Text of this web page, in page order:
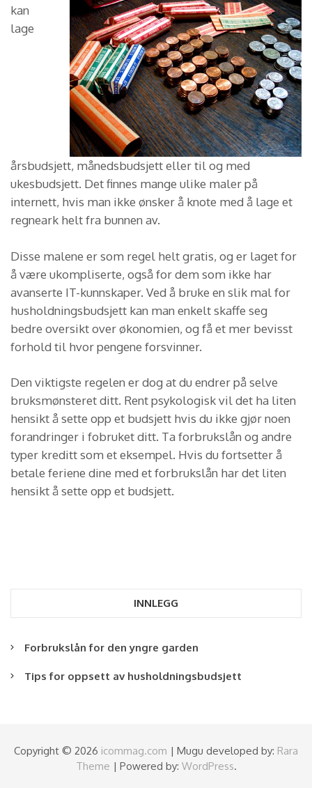
kan
lage
årsbudsjett, månedsbudsjett eller til og med
ukesbudsjett. Det finnes mange ulike maler på
internett, hvis man ikke ønsker å knote med å lage et
regneark helt fra bunnen av.
Disse malene er som regel helt gratis, og er laget for
å være ukompliserte, også for dem som ikke har
avanserte IT-kunnskaper. Ved å bruke en slik mal for
husholdningsbudsjett kan man enkelt skaffe seg
bedre oversikt over økonomien, og få et mer bevisst
forhold til hvor pengene forsvinner.
Den viktigste regelen er dog at du endrer på selve
bruksmønsteret ditt. Rent psykologisk vil det ha liten
hensikt å sette opp et budsjett hvis du ikke gjør noen
forandringer i fobruket ditt. Ta forbrukslån og andre
typer kreditt som et eksempel. Hvis du fortsetter å
betale feriene dine med et forbrukslån har det liten
hensikt å sette opp et budsjett.
INNLEGG
Forbrukslån for den yngre garden
Tips for oppsett av husholdningsbudsjett
Copyright © 2026 icommag.com | Mugu developed by: Rara
Theme | Powered by: WordPress.